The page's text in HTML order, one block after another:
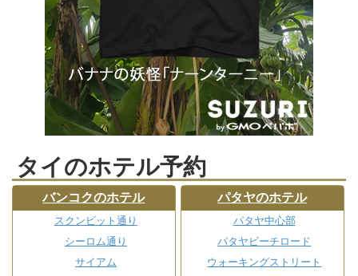
タイのホテル予約
バンコクのホテル
スクンビット通り
シーロム通り
サイアム
パタヤのホテル
パタヤ中心部
パタヤビーチロード
ウォーキングストリート